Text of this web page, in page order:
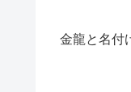
金龍と名付